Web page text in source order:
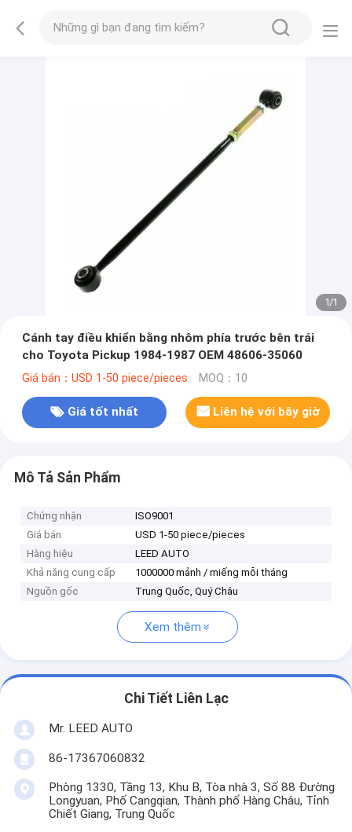
1/1
Cánh tay điều khiển bằng nhôm phía trước bên trái
cho Toyota Pickup 1984-1987 OEM 48606-35060
Giá bán：USD 1-50 piece/pieces MOQ：10
Giá tốt nhất Liên hệ với bây giờ
Mô Tả Sản Phẩm
Chứng nhận
ISO9001
Giá bán
USD 1-50 piece/pieces
Hàng hiệu
LEED AUTO
Khả năng cung cấp
1000000 mảnh / miếng mỗi tháng
Nguồn gốc
Trung Quốc, Quý Châu
Xem thêm
Chi Tiết Liên Lạc
Mr. LEED AUTO
86-17367060832
Phòng 1330, Tầng 13, Khu B, Tòa nhà 3, Số 88 Đường
Longyuan, Phố Cangqian, Thành phố Hàng Châu, Tỉnh
Chiết Giang, Trung Quốc